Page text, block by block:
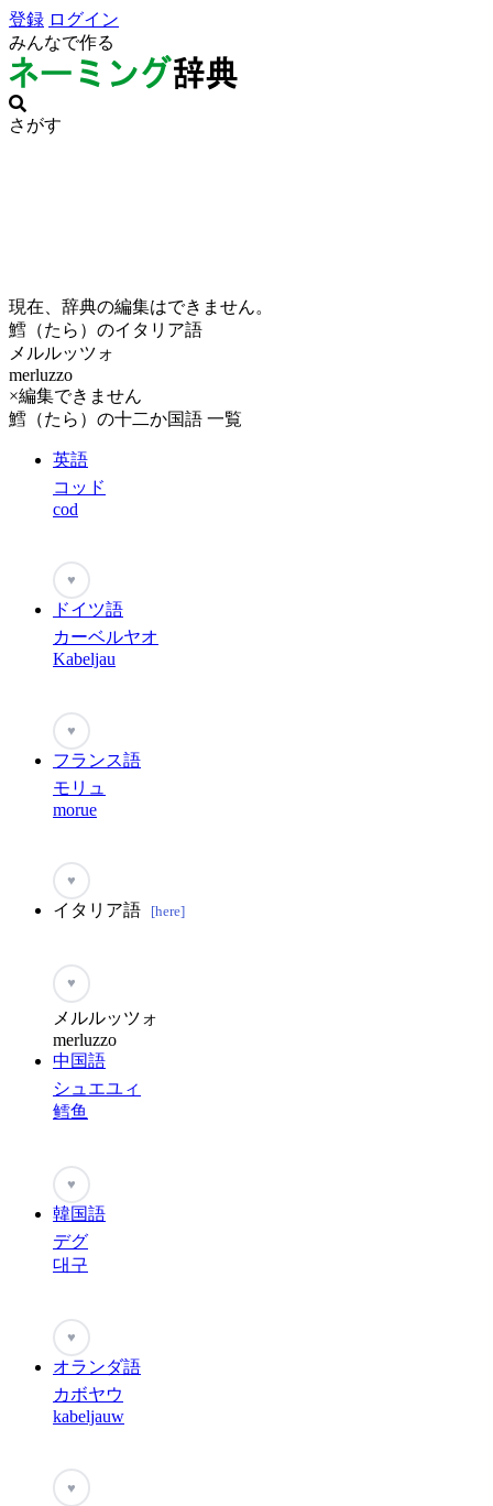
登録 ログイン
みんなで作る
さがす
現在、辞典の編集はできません。
鱈（たら）のイタリア語
メルルッツォ
merluzzo
×編集できません
鱈（たら）の十二か国語 一覧
英語
コッド
cod
♥
ドイツ語
カーベルヤオ
Kabeljau
♥
フランス語
モリュ
morue
♥
イタリア語 [here]
♥
メルルッツォ
merluzzo
中国語
シュエユィ
鳕鱼
♥
韓国語
デグ
대구
♥
オランダ語
カボヤウ
kabeljauw
♥